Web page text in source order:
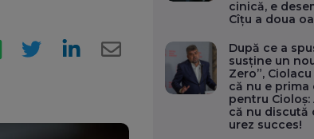
WhatsApp Twitter LinkedIn
cinică, e
Cîțu a doua
După ce a
susține un
Zero”,
că nu e
pentru Cioloș:
că nu discută
urez succes!